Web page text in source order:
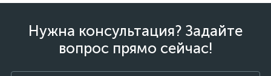
Нужна консультация? Задайте
вопрос прямо сейчас!